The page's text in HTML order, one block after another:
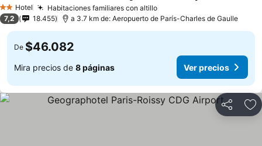
2 Estrellas
Hotel Habitaciones familiares con altillo
7,2 18.455 a 3.7 km de: Aeropuerto de París-Charles de Gaulle
De $46.082
Mira precios de 8 páginas Ver precios
Compartir